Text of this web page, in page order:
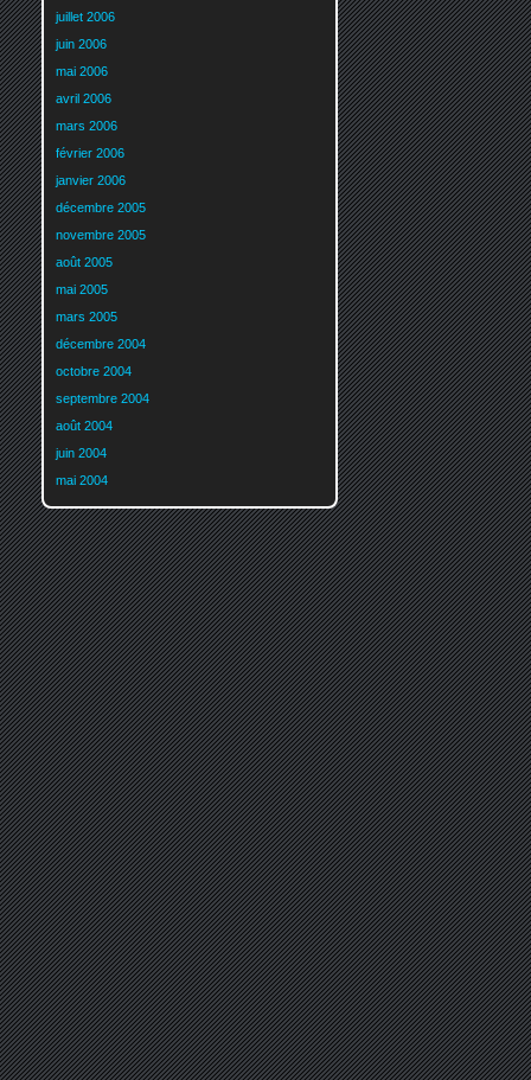
juillet 2006
juin 2006
mai 2006
avril 2006
mars 2006
février 2006
janvier 2006
décembre 2005
novembre 2005
août 2005
mai 2005
mars 2005
décembre 2004
octobre 2004
septembre 2004
août 2004
juin 2004
mai 2004